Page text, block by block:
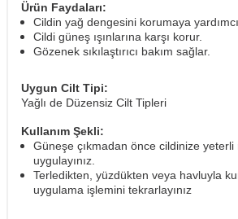
Ürün Faydaları:
Cildin yağ dengesini korumaya
Cildi güneş ışınlarına karşı korur.
Gözenek sıkılaştırıcı bakım sağlar.
Uygun Cilt Tipi:
Yağlı de Düzensiz Cilt Tipleri
Kullanım Şekli:
Güneşe çıkmadan önce cildinize yeterli
uygulayınız.
Terledikten, yüzdükten veya havluyla
uygulama işlemini tekrarlayınız